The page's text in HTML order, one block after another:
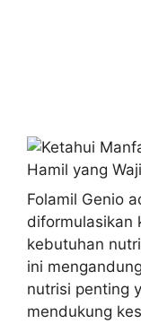
Folamil Genio
diformulasikan
kebutuhan
ini
nutrisi penting
mendukung